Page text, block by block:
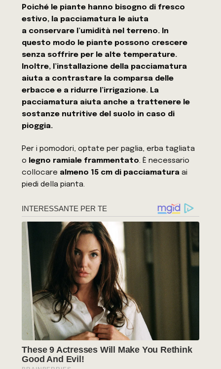
Poiché le piante hanno bisogno di fresco
estivo, la pacciamatura le aiuta
a conservare l’umidità nel terreno. In
questo modo le piante possono crescere
senza soffrire per le alte temperature.
Inoltre, l’installazione della pacciamatura
aiuta a contrastare la comparsa delle
erbacce e a ridurre l’irrigazione. La
pacciamatura aiuta anche a trattenere le
sostanze nutritive del suolo in caso di
pioggia.
Per i pomodori, optate per paglia, erba tagliata
o legno ramiale frammentato. È necessario
collocare almeno 15 cm di pacciamatura ai
piedi della pianta.